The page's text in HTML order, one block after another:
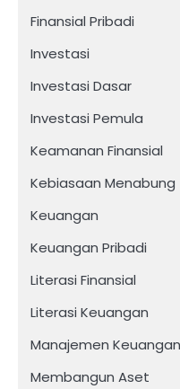
Finansial Pribadi
Investasi
Investasi Dasar
Investasi Pemula
Keamanan Finansial
Kebiasaan Menabung
Keuangan
Keuangan Pribadi
Literasi Finansial
Literasi Keuangan
Manajemen Keuangan
Membangun Aset